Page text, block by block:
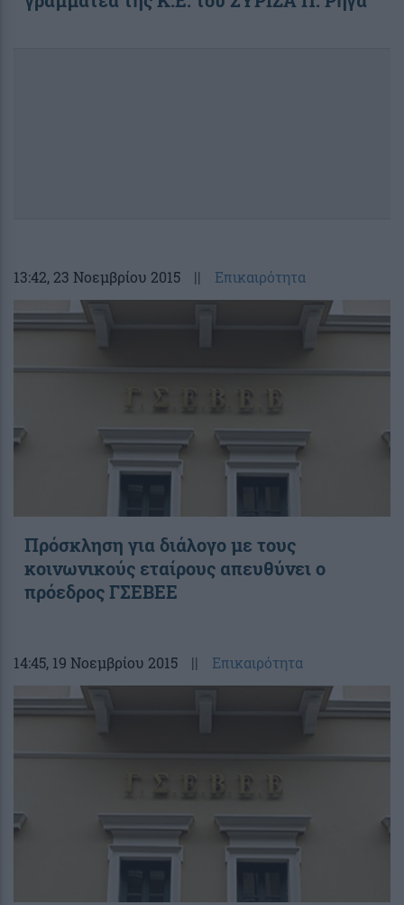
13:42, 23 Νοεμβρίου 2015 || Επικαιρότητα
Πρόσκληση για διάλογο με τους
κοινωνικούς εταίρους απευθύνει ο
πρόεδρος ΓΣΕΒΕΕ
14:45, 19 Νοεμβρίου 2015 || Επικαιρότητα